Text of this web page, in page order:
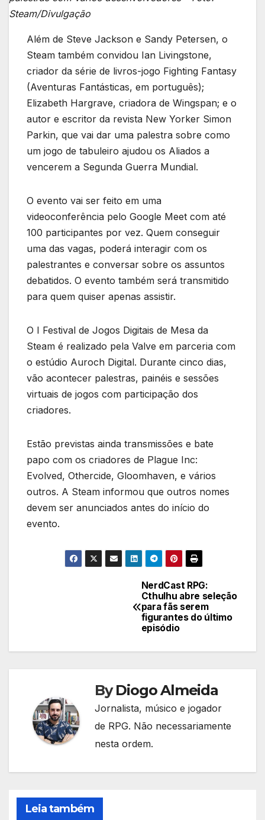
Steam/Divulgação
Além de Steve Jackson e Sandy Petersen, o
Steam também convidou Ian Livingstone,
criador da série de livros-jogo Fighting Fantasy
(Aventuras Fantásticas, em português);
Elizabeth Hargrave, criadora de Wingspan; e o
autor e escritor da revista New Yorker Simon
Parkin, que vai dar uma palestra sobre como
um jogo de tabuleiro ajudou os Aliados a
vencerem a Segunda Guerra Mundial.
O evento vai ser feito em uma
videoconferência pelo Google Meet com até
100 participantes por vez. Quem conseguir
uma das vagas, poderá interagir com os
palestrantes e conversar sobre os assuntos
debatidos. O evento também será transmitido
para quem quiser apenas assistir.
O I Festival de Jogos Digitais de Mesa da
Steam é realizado pela Valve em parceria com
o estúdio Auroch Digital. Durante cinco dias,
vão acontecer palestras, painéis e sessões
virtuais de jogos com participação dos
criadores.
Estão previstas ainda transmissões e bate
papo com os criadores de Plague Inc:
Evolved, Othercide, Gloomhaven, e vários
outros. A Steam informou que outros nomes
devem ser anunciados antes do início do
evento.
NerdCast RPG:
Cthulhu abre seleção
para fãs serem
figurantes do último
episódio
ByDiogo Almeida
Jornalista, músico e jogador
de RPG. Não necessariamente
nesta ordem.
Leia também